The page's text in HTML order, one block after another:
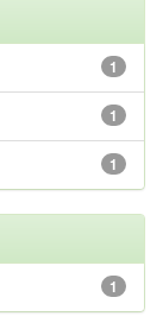
1
1
1
1